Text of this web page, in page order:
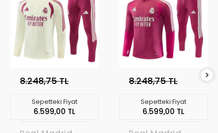
8.248,75 TL
Sepetteki Fiyat
6.599,00 TL
8.248,75 TL
Sepetteki Fiyat
6.599,00 TL